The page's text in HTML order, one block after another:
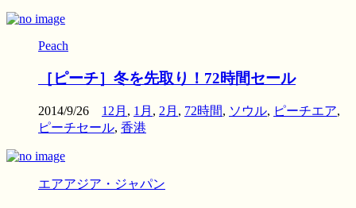
Peach
［ピーチ］冬を先取り！72時間セール
2014/9/26 12月 , 1月 , 2月 , 72時間, ソウル, ピーチエア,
ピーチセール, 香港
エアアジア・ジャパン